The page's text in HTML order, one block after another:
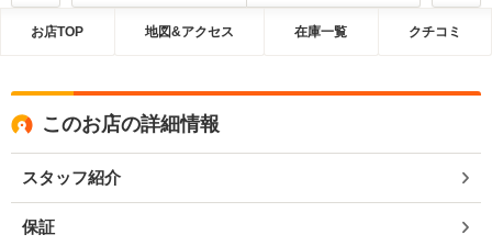
お店TOP 地図&アクセス 在庫一覧 クチコミ
このお店の詳細情報
スタッフ紹介
保証